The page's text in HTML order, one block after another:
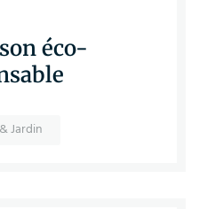
éco-
Jardin